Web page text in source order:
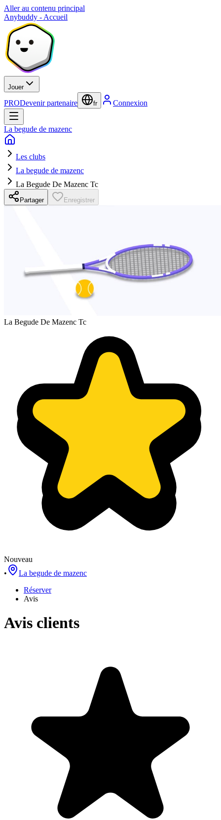
Aller au contenu principal
Anybuddy - Accueil
Jouer
PRODevenir partenaire fr Connexion
La begude de mazenc
Les clubs
La begude de mazenc
La Begude De Mazenc Tc
Partager Enregistrer
La Begude De Mazenc Tc
Nouveau
•
La begude de mazenc
Réserver
Avis
Avis clients